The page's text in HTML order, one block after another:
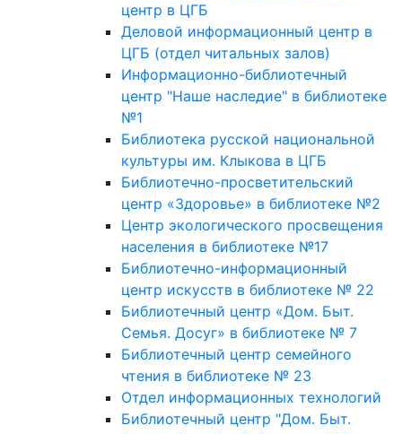
центр в ЦГБ
Деловой информационный центр в
ЦГБ (отдел читальных залов)
Информационно-библиотечный
центр "Наше наследие" в библиотеке
№1
Библиотека русской национальной
культуры им. Клыкова в ЦГБ
Библиотечно-просветительский
центр «Здоровье» в библиотеке №2
Центр экологического просвещения
населения в библиотеке №17
Библиотечно-информационный
центр искусств в библиотеке № 22
Библиотечный центр «Дом. Быт.
Семья. Досуг» в библиотеке № 7
Библиотечный центр семейного
чтения в библиотеке № 23
Отдел информационных технологий
Библиотечный центр "Дом. Быт.